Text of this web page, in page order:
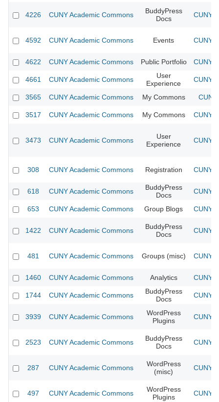
4226 CUNY Academic Commons
BuddyPress
Docs
CUNY
4592 CUNY Academic Commons Events CUNY
4622 CUNY Academic Commons Public Portfolio CUNY
4661 CUNY Academic Commons
User
Experience
CUNY
3565 CUNY Academic Commons My Commons
3517 CUNY Academic Commons My Commons CUNY
3473 CUNY Academic Commons
User
Experience
CUNY
308 CUNY Academic Commons Registration CUNY
618 CUNY Academic Commons
BuddyPress
Docs
CUNY
653 CUNY Academic Commons Group Blogs CUNY
1422 CUNY Academic Commons
BuddyPress
Docs
CUNY
481 CUNY Academic Commons Groups (misc) CUNY
1460 CUNY Academic Commons Analytics CUNY
1744 CUNY Academic Commons
BuddyPress
Docs
CUNY
3939 CUNY Academic Commons
WordPress
Plugins
CUNY
2523 CUNY Academic Commons
BuddyPress
Docs
CUNY
287 CUNY Academic Commons
WordPress
(misc)
CUNY
497 CUNY Academic Commons
WordPress
Plugins
CUNY